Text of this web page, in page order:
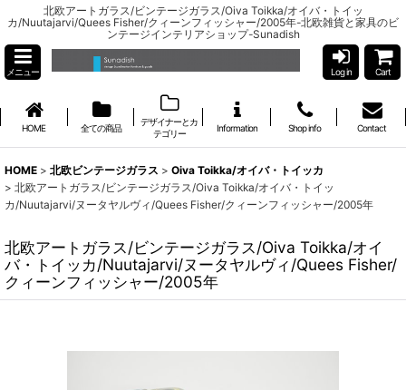
北欧アートガラス/ビンテージガラス/Oiva Toikka/オイバ・トイッ
カ/Nuutajarvi/Quees Fisher/クィーンフィッシャー/2005年-北欧雑貨と家具のビ
ンテージインテリアショップ-Sunadish
メニュー Log in Cart
HOME 全ての商品
デザイナーとカ
テゴリー
Information Shop info Contact
HOME > 北欧ビンテージガラス > Oiva Toikka/オイバ・トイッカ
> 北欧アートガラス/ビンテージガラス/Oiva Toikka/オイバ・トイッ
カ/Nuutajarvi/ヌータヤルヴィ/Quees Fisher/クィーンフィッシャー/2005年
北欧アートガラス/ビンテージガラス/Oiva Toikka/オイ
バ・トイッカ/Nuutajarvi/ヌータヤルヴィ/Quees Fisher/
クィーンフィッシャー/2005年